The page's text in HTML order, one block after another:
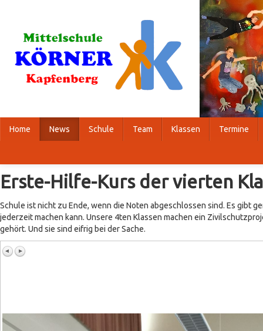
Home News Schule Team Klassen Termine
Erste-Hilfe-Kurs der vierten
Schule ist nicht zu Ende, wenn die Noten abgeschlossen sind. Es gibt
jederzeit machen kann. Unsere 4ten Klassen machen ein
gehört. Und sie sind eifrig bei der Sache.